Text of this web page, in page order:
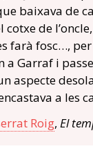
baixava de
cotxe de
farà fosc…,
a Garraf i
aspecte
a les
Roig, El